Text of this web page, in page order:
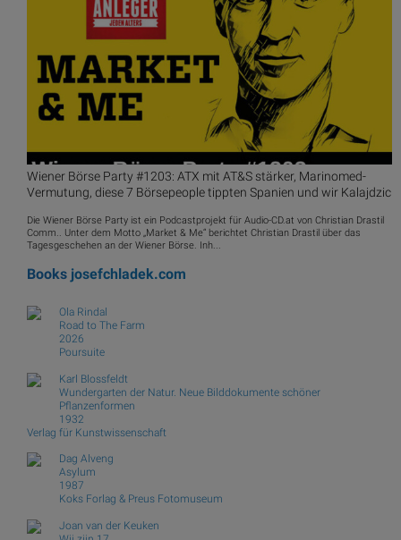
Wiener Börse Party #1203: ATX mit AT&S stärker, Marinomed-
Vermutung, diese 7 Börsepeople tippten Spanien und wir Kalajdzic
Die Wiener Börse Party ist ein Podcastprojekt für Audio-CD.at von Christian Drastil
Comm.. Unter dem Motto „Market & Me“ berichtet Christian Drastil über das
Tagesgeschehen an der Wiener Börse. Inh...
Books josefchladek.com
Ola Rindal
Road to The Farm
2026
Poursuite
Karl Blossfeldt
Wundergarten der Natur. Neue Bilddokumente schöner
Pflanzenformen
1932
Verlag für Kunstwissenschaft
Dag Alveng
Asylum
1987
Koks Forlag & Preus Fotomuseum
Joan van der Keuken